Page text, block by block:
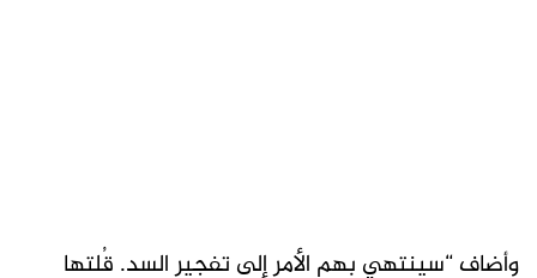
وأضاف “سينتهي بهم الأمر إلى تفجير السد. قُلتها